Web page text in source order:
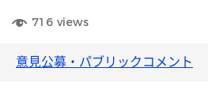
716 views
意見公募・パブリックコメント